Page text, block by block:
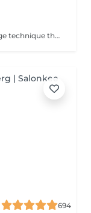
Relaxing has never been so easy! is a massage technique that's mainly used to treat musculoskeletal issues, such as strains and sports injuries. It involves applying sustained pressure using slow, deep strokes to target the inner layers of your muscles and connective tissues. This helps to break up scar tissue that forms following an injury and reduces tension in muscle and tissue. Benefits of getting a deep tissue massage: - improves body immune system - helps to treat muscle pain - improve stiffness How is a deep tissue massage done? - head and neck are massaged - shoulders and back are massaged - hands and arms are massaged - feet and legs are massaged - belly is massaged Age restrictions: there are no age restrictions for this procedure. Post procedure recommendations: do not do sport and any sharp movements 2-3 hours after the procedure. Frequency: 1-2 times per week, 10 times in total. Repeat once in 3-6 months.
694